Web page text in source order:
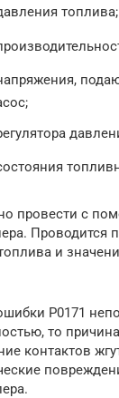
топлива;
провести с
Проводится
и
P0171
то
контактов